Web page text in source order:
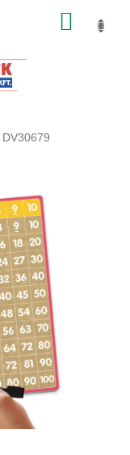
KOSÁR
DV30679